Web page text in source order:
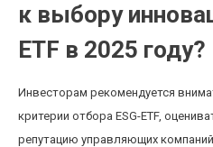
к выбору
ETF в 2025 году?
Инвесторам рекомендуется
критерии отбора ESG-ETF,
репутацию управляющих